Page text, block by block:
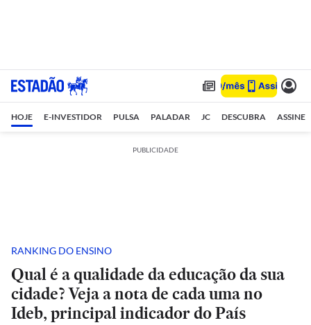
HOJE E-INVESTIDOR PULSA PALADAR JC DESCUBRA ASSINE
PUBLICIDADE
RANKING DO ENSINO
Qual é a qualidade da educação da sua
cidade? Veja a nota de cada uma no
Ideb, principal indicador do País